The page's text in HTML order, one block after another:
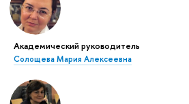
Академический руководитель
Солощева Мария Алексеевна